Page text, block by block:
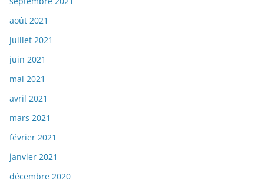
août 2021
juillet 2021
juin 2021
mai 2021
avril 2021
mars 2021
février 2021
janvier 2021
décembre 2020